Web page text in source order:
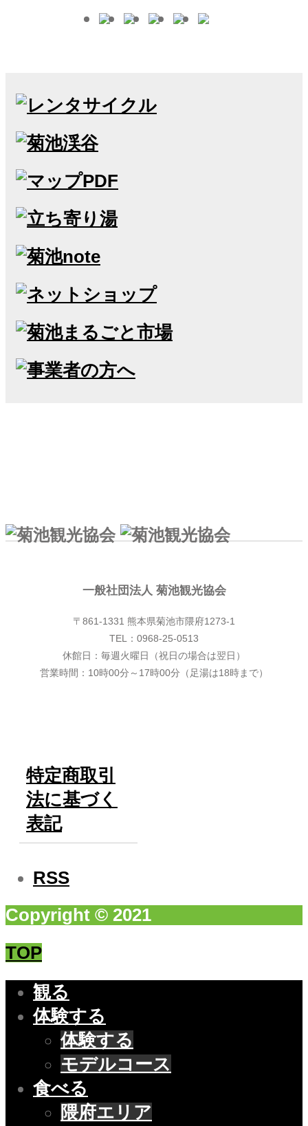
一般社団法人 菊池観光協会一般社団法人 菊池観光協会
〒861-1331 熊本県菊池市隈府1273-1
TEL：0968-25-0513
休館日：毎週火曜日（祝日の場合は翌日）
営業時間：10時00分～17時00分（足湯は18時まで）
特定商取引
法に基づく
表記
RSS
Copyright © 2021
TOP
観る
体験する
体験する
モデルコース
食べる
隈府エリア